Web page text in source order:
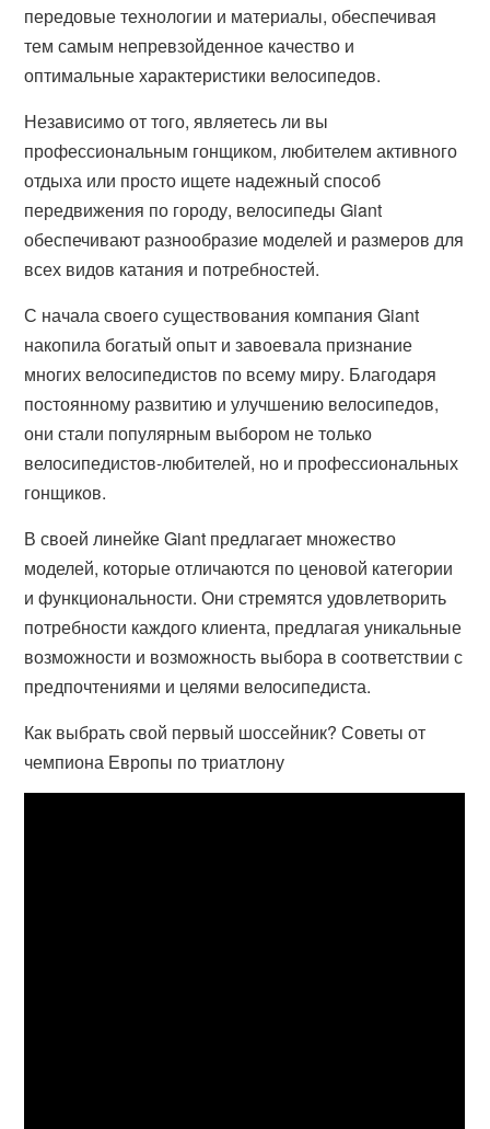
передовые технологии и материалы, обеспечивая
тем самым непревзойденное качество и
оптимальные характеристики велосипедов.
Независимо от того, являетесь ли вы
профессиональным гонщиком, любителем активного
отдыха или просто ищете надежный способ
передвижения по городу, велосипеды Giant
обеспечивают разнообразие моделей и размеров для
всех видов катания и потребностей.
С начала своего существования компания Giant
накопила богатый опыт и завоевала признание
многих велосипедистов по всему миру. Благодаря
постоянному развитию и улучшению велосипедов,
они стали популярным выбором не только
велосипедистов-любителей, но и профессиональных
гонщиков.
В своей линейке Giant предлагает множество
моделей, которые отличаются по ценовой категории
и функциональности. Они стремятся удовлетворить
потребности каждого клиента, предлагая уникальные
возможности и возможность выбора в соответствии с
предпочтениями и целями велосипедиста.
Как выбрать свой первый шоссейник? Советы от
чемпиона Европы по триатлону